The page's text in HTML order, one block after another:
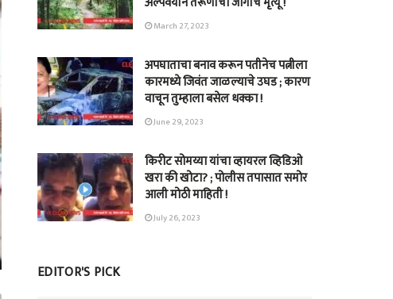
March 27, 2023
अपघाताचा बनाव करून पतीनेच‎ पत्नीला
कारमध्ये जिवंत जाळल्याचे उघड ; कारण
वाचून तुम्हाला बसेल धक्का !
June 29, 2023
किरीट सोमय्या यांचा व्हायरल व्हिडिओ
खरा की खोटा? ; पोलीस तपासात समोर
आली मोठी माहिती !
July 26, 2023
EDITOR'S PICK